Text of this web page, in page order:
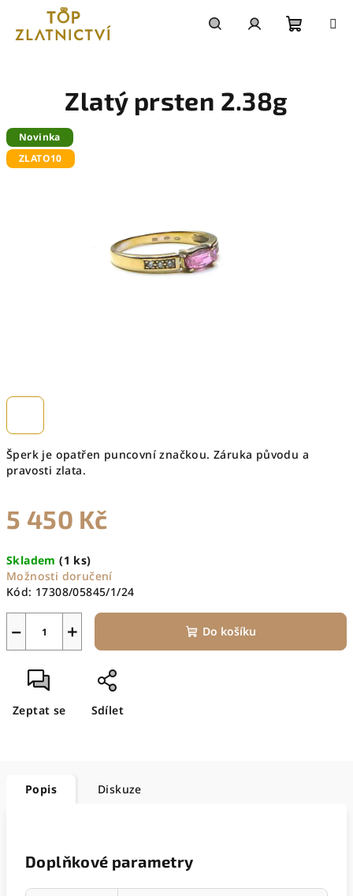
obsah
Šperk je opatřen puncovní značkou. Záruka původu a
pravosti zlata.
5 450 Kč
cena:
Skladem(1 ks)
Možnosti doručení
Kód: 17308/05845/1/24
+
− Do košíku
Zeptat se Sdílet
Zlatý prsten 2.38g
Novinka
ZLATO10
Popis Diskuze
Doplňkové parametry